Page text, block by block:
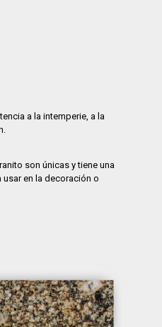
a la intemperie, a la
son únicas y tiene una
en la decoración o